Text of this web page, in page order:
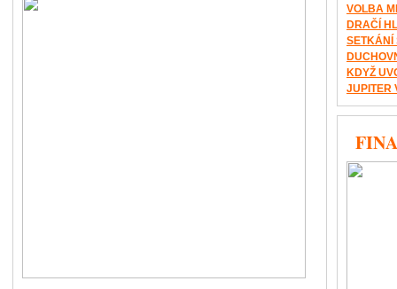
VOLBA
DRAČÍ
SETKÁNÍ
KDYŽ
JUPITER